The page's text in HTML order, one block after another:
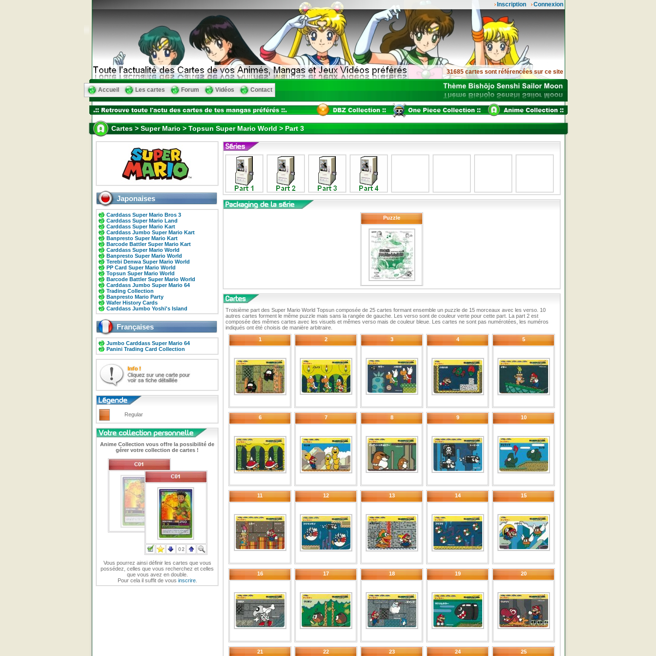
Connexion
Inscription
31685 cartes sont référencées sur ce site
Accueil Les cartes Forum Vidéos Contact
Cartes > Super Mario > Topsun Super Mario World > Part 3
Japonaises
Carddass Super Mario Bros 3
Carddass Super Mario Land
Carddass Super Mario Kart
Carddass Jumbo Super Mario Kart
Banpresto Super Mario Kart
Barcode Battler Super Mario Kart
Carddass Super Mario World
Banpresto Super Mario World
Terebi Denwa Super Mario World
PP Card Super Mario World
Topsun Super Mario World
Barcode Battler Super Mario World
Carddass Jumbo Super Mario 64
Trading Collection
Banpresto Mario Party
Wafer History Cards
Carddass Jumbo Yoshi's Island
Françaises
Jumbo Carddass Super Mario 64
Panini Trading Card Collection
Regular
Anime Collection vous offre la possibilité de
gérer votre collection de cartes !
Vous pourrez ainsi définir les cartes que vous
possédez, celles que vous recherchez et celles
que vous avez en double.
Pour cela il suffit de vous inscrire.
Puzzle
Troisième part des Super Mario World Topsun composée de 25 cartes formant ensemble un puzzle de 15 morceaux avec les verso. 10
autres cartes forment le même puzzle mais sans la rangée de gauche. Les verso sont de couleur verte pour cette part. La part 2 est
composée des mêmes cartes avec les visuels et mêmes verso mais de couleur bleue. Les cartes ne sont pas numérotées, les numéros
indiqués ont été choisis de manière arbitraire.
1
2 3 4 5
6 7 8 9 10
11 12 13 14 15
16 17 18 19 20
21 22 23 24 25